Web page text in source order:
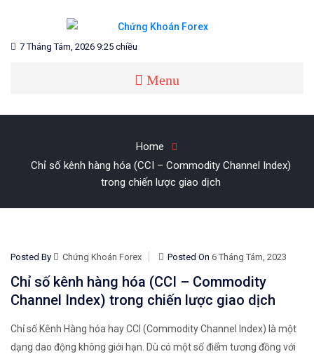
content
CHỨNG KHOÁN FOREX
Blog chia sẻ về Chứng Khoán và Forex
7 Tháng Tám, 2026 9:25 chiều
Menu
Home
Chỉ số kênh hàng hóa (CCI – Commodity Channel Index)
trong chiến lược giao dịch
Posted By Chứng Khoán Forex Posted On 6 Tháng Tám, 2023
Chỉ số kênh hàng hóa (CCI – Commodity
Channel Index) trong chiến lược giao dịch
Chỉ số Kênh Hàng hóa hay CCI (Commodity Channel Index) là một
dạng dao động không giới hạn. Dù có một số điểm tương đồng với